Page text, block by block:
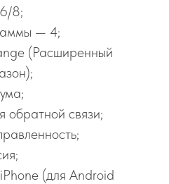
8;
— 4;
(Расширенный
обратной связи;
(для Android